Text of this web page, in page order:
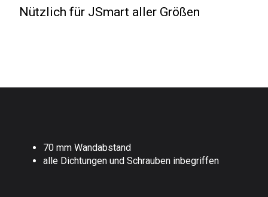
Nützlich für JSmart aller Größen
70 mm Wandabstand
alle Dichtungen und Schrauben inbegriffen